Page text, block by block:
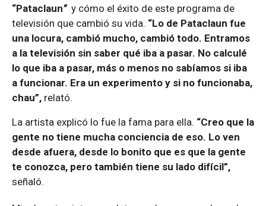
“Pataclaun” y cómo el éxito de este programa de
televisión que cambió su vida. “Lo de Pataclaun fue
una locura, cambió mucho, cambió todo. Entramos
a la televisión sin saber qué iba a pasar. No calculé
lo que iba a pasar, más o menos no sabíamos si iba
a funcionar. Era un experimento y si no funcionaba,
chau”, relató.
La artista explicó lo fue la fama para ella. “Creo que la
gente no tiene mucha conciencia de eso. Lo ven
desde afuera, desde lo bonito que es que la gente
te conozca, pero también tiene su lado difícil”,
señaló.